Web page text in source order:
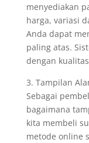
menyediakan
harga, variasi
Anda dapat
paling atas.
dengan
3. Tampilan
Sebagai
bagaimana
kita membeli
metode online